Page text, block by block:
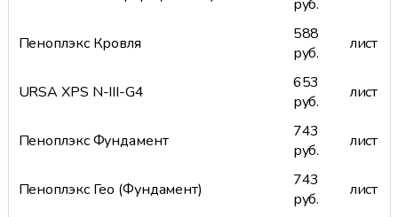
руб.
Пеноплэкс Кровля
588
руб.
лист
URSA XPS N-III-G4
653
руб.
лист
Пеноплэкс Фундамент
743
руб.
лист
Пеноплэкс Гео (Фундамент)
743
руб.
лист